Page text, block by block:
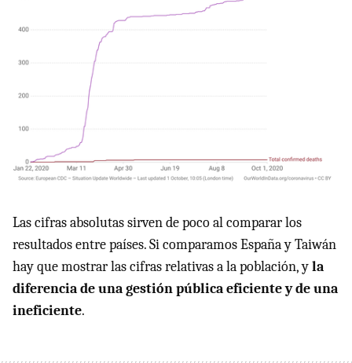
Las cifras absolutas sirven de poco al comparar los
resultados entre países. Si comparamos España y Taiwán
hay que mostrar las cifras relativas a la población, yla
diferencia de una gestión pública eficiente y de una
ineficiente.